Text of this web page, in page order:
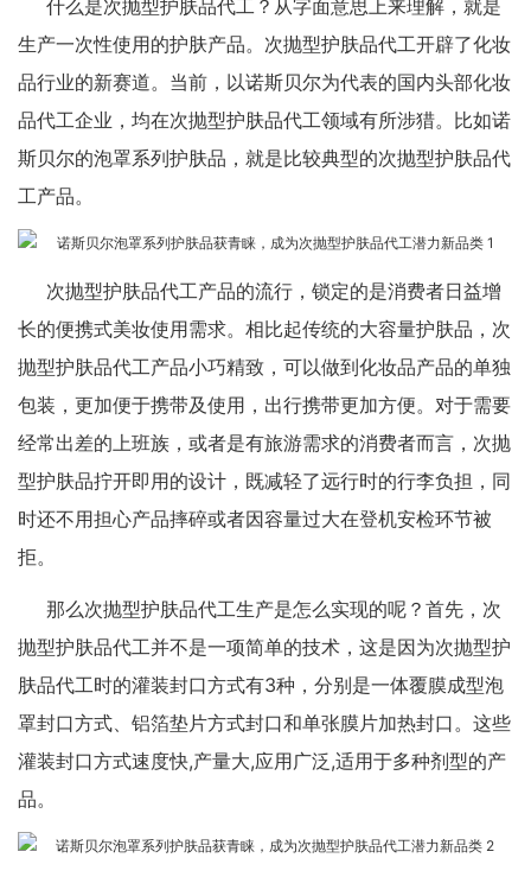
什么是次抛型护肤品代工？从字面意思上来理解，就是
生产一次性使用的护肤产品。次抛型护肤品代工开辟了化妆
品行业的新赛道。当前，以诺斯贝尔为代表的国内头部化妆
品代工企业，均在次抛型护肤品代工领域有所涉猎。比如诺
斯贝尔的泡罩系列护肤品，就是比较典型的次抛型护肤品代
工产品。
次抛型护肤品代工产品的流行，锁定的是消费者日益增
长的便携式美妆使用需求。相比起传统的大容量护肤品，次
抛型护肤品代工产品小巧精致，可以做到化妆品产品的单独
包装，更加便于携带及使用，出行携带更加方便。对于需要
经常出差的上班族，或者是有旅游需求的消费者而言，次抛
型护肤品拧开即用的设计，既减轻了远行时的行李负担，同
时还不用担心产品摔碎或者因容量过大在登机安检环节被
拒。
那么次抛型护肤品代工生产是怎么实现的呢？首先，次
抛型护肤品代工并不是一项简单的技术，这是因为次抛型护
肤品代工时的灌装封口方式有3种，分别是一体覆膜成型泡
罩封口方式、铝箔垫片方式封口和单张膜片加热封口。这些
灌装封口方式速度快,产量大,应用广泛,适用于多种剂型的产
品。